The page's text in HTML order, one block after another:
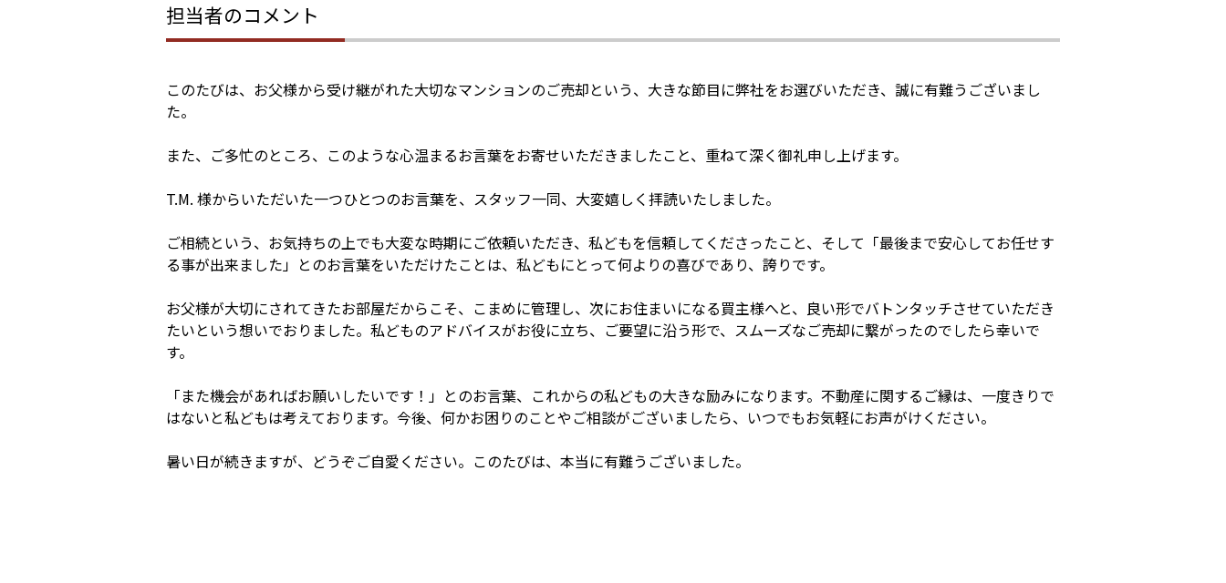
担当者のコメント
このたびは、お父様から受け継がれた大切なマンションのご売却という、大きな節目に弊社をお選びいただき、誠に有難うございまし
た。
また、ご多忙のところ、このような心温まるお言葉をお寄せいただきましたこと、重ねて深く御礼申し上げます。
T.M. 様からいただいた一つひとつのお言葉を、スタッフ一同、大変嬉しく拝読いたしました。
ご相続という、お気持ちの上でも大変な時期にご依頼いただき、私どもを信頼してくださったこと、そして「最後まで安心してお任せす
る事が出来ました」とのお言葉をいただけたことは、私どもにとって何よりの喜びであり、誇りです。
お父様が大切にされてきたお部屋だからこそ、こまめに管理し、次にお住まいになる買主様へと、良い形でバトンタッチさせていただき
たいという想いでおりました。私どものアドバイスがお役に立ち、ご要望に沿う形で、スムーズなご売却に繋がったのでしたら幸いで
す。
「また機会があればお願いしたいです！」とのお言葉、これからの私どもの大きな励みになります。不動産に関するご縁は、一度きりで
はないと私どもは考えております。今後、何かお困りのことやご相談がございましたら、いつでもお気軽にお声がけください。
暑い日が続きますが、どうぞご自愛ください。このたびは、本当に有難うございました。